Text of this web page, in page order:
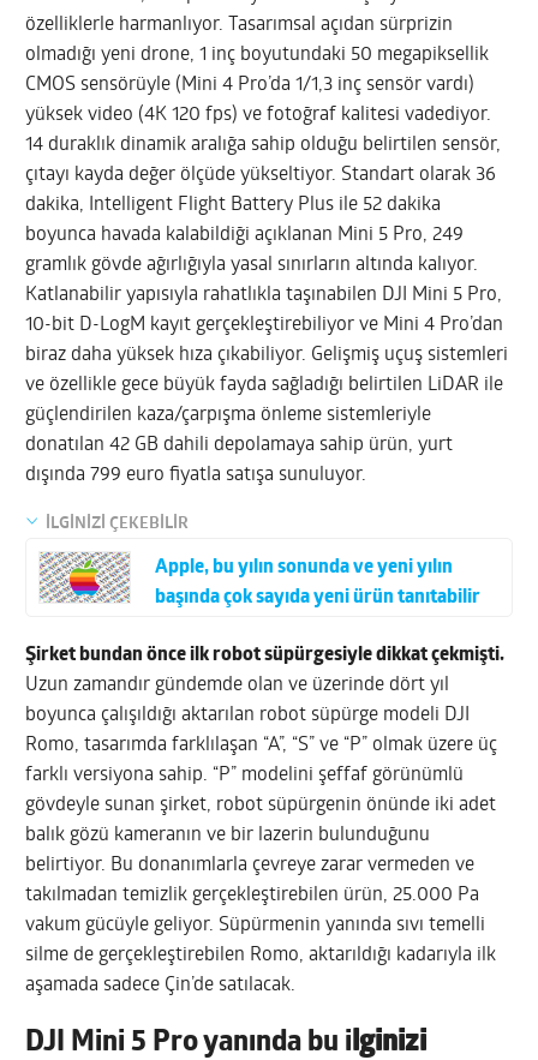
özelliklerle harmanlıyor. Tasarımsal açıdan sürprizin
olmadığı yeni drone, 1 inç boyutundaki 50 megapiksellik
CMOS sensörüyle (Mini 4 Pro’da 1/1,3 inç sensör vardı)
yüksek video (4K 120 fps) ve fotoğraf kalitesi vadediyor.
14 duraklık dinamik aralığa sahip olduğu belirtilen sensör,
çıtayı kayda değer ölçüde yükseltiyor. Standart olarak 36
dakika, Intelligent Flight Battery Plus ile 52 dakika
boyunca havada kalabildiği açıklanan Mini 5 Pro, 249
gramlık gövde ağırlığıyla yasal sınırların altında kalıyor.
Katlanabilir yapısıyla rahatlıkla taşınabilen DJI Mini 5 Pro,
10-bit D-LogM kayıt gerçekleştirebiliyor ve Mini 4 Pro’dan
biraz daha yüksek hıza çıkabiliyor. Gelişmiş uçuş sistemleri
ve özellikle gece büyük fayda sağladığı belirtilen LiDAR ile
güçlendirilen kaza/çarpışma önleme sistemleriyle
donatılan 42 GB dahili depolamaya sahip ürün, yurt
dışında 799 euro fiyatla satışa sunuluyor.
İLGİNİZİ ÇEKEBİLİR
Apple, bu yılın sonunda ve yeni yılın
başında çok sayıda yeni ürün tanıtabilir
Şirket bundan önce ilk robot süpürgesiyle dikkat çekmişti.
Uzun zamandır gündemde olan ve üzerinde dört yıl
boyunca çalışıldığı aktarılan robot süpürge modeli DJI
Romo, tasarımda farklılaşan “A”, “S” ve “P” olmak üzere üç
farklı versiyona sahip. “P” modelini şeffaf görünümlü
gövdeyle sunan şirket, robot süpürgenin önünde iki adet
balık gözü kameranın ve bir lazerin bulunduğunu
belirtiyor. Bu donanımlarla çevreye zarar vermeden ve
takılmadan temizlik gerçekleştirebilen ürün, 25.000 Pa
vakum gücüyle geliyor. Süpürmenin yanında sıvı temelli
silme de gerçekleştirebilen Romo, aktarıldığı kadarıyla ilk
aşamada sadece Çin’de satılacak.
DJI Mini 5 Pro yanında bu ilginizi